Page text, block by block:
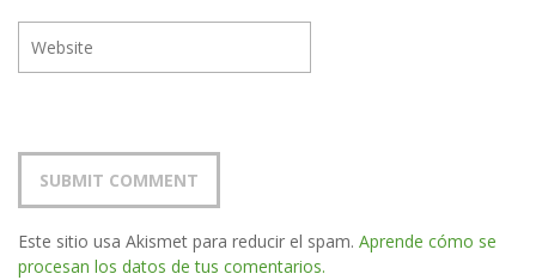
Este sitio usa Akismet para reducir el spam. Aprende cómo se
procesan los datos de tus comentarios.